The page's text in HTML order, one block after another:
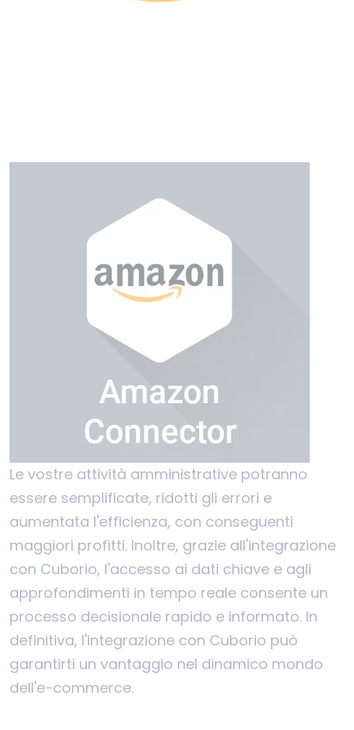
Le vostre attività amministrative potranno
essere semplificate, ridotti gli errori e
aumentata l'efficienza, con conseguenti
maggiori profitti. Inoltre, grazie all'integrazione
con Cuborio, l'accesso ai dati chiave e agli
approfondimenti in tempo reale consente un
processo decisionale rapido e informato. In
definitiva, l'integrazione con Cuborio può
garantirti un vantaggio nel dinamico mondo
dell'e-commerce.